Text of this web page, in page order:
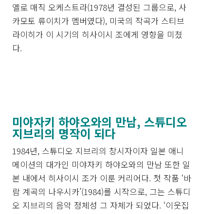
옐로 매직 오케스트라(1978년 결성된 그룹으로, 사
카모토 류이치가 멤버였다), 미국의 작곡가 스티브
라이히가 이 시기의 히사이시 조에게 영향을 미쳤
다.
미야자키 하야오와의 만남, 스튜디오
지브리의 명작이 되다
1984년, 스튜디오 지브리의 창시자이자 일본 애니
메이션의 대가인 미야자키 하야오와의 만남 또한 일
본 내에서 히사이시 조가 이룬 커리어다. 첫 작품 ‘바
람 계곡의 나우시카’(1984)를 시작으로, 그는 스튜디
오 지브리의 음악 정체성 그 자체가 되었다. ‘이웃집